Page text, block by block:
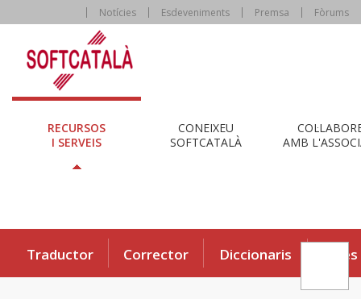
Notícies Esdeveniments Premsa Fòrums
RECURSOS
I SERVEIS
CONEIXEU
SOFTCATALÀ
AMB
Traductor Corrector Diccionaris Eines